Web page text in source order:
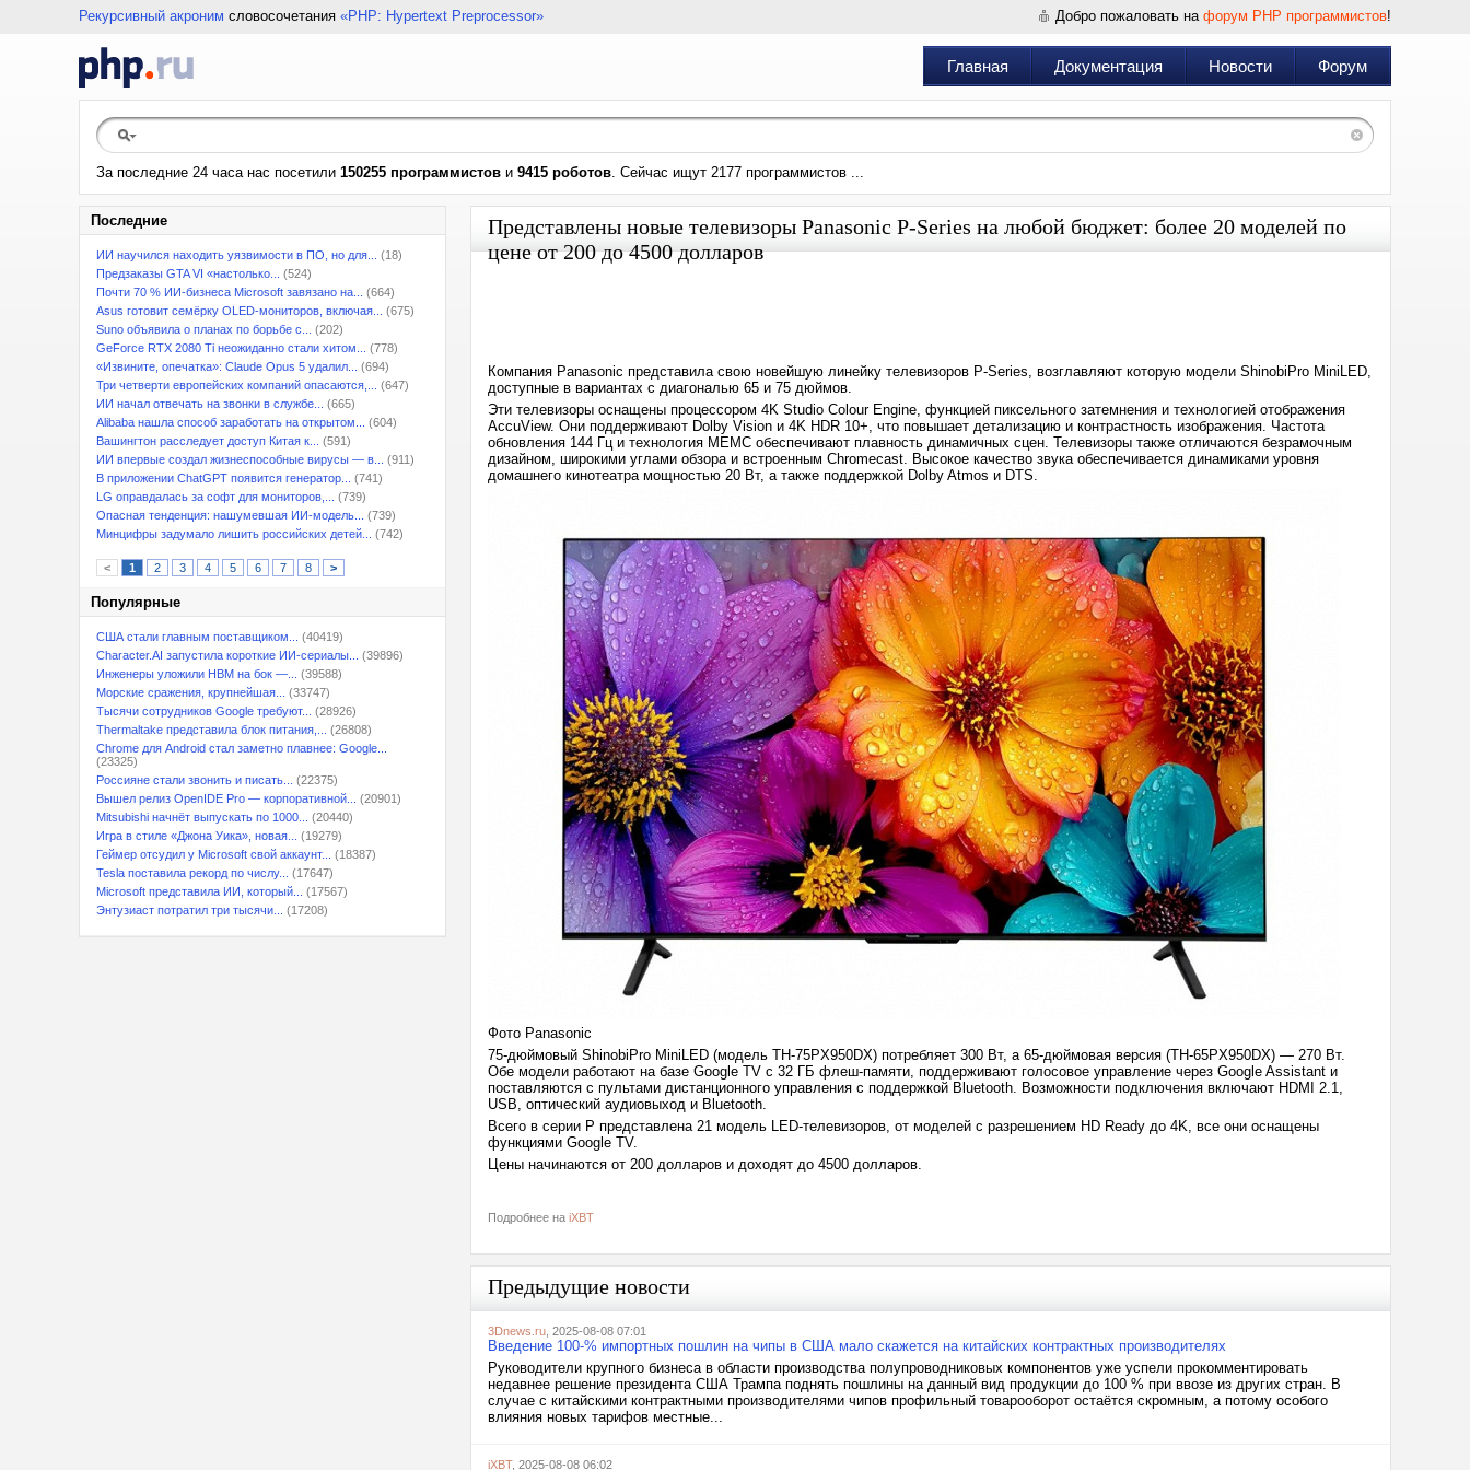
Рекурсивный акроним словосочетания «PHP: Hypertext Preprocessor» Добро пожаловать на форум PHP программистов!
Главная Документация Новости Форум
За последние 24 часа нас посетили 150255 программистов и 9415 роботов. Сейчас ищут 2177 программистов ...
Последние
ИИ научился находить уязвимости в ПО, но для...
(18)
Предзаказы GTA VI «настолько...
(524)
Почти 70 % ИИ-бизнеса Microsoft завязано на...
(664)
Asus готовит семёрку OLED-мониторов, включая...
(675)
Suno объявила о планах по борьбе с...
(202)
GeForce RTX 2080 Ti неожиданно стали хитом...
(778)
«Извините, опечатка»: Claude Opus 5 удалил...
(694)
Три четверти европейских компаний опасаются,...
(647)
ИИ начал отвечать на звонки в службе...
(665)
Alibaba нашла способ заработать на открытом...
(604)
Вашингтон расследует доступ Китая к...
(591)
ИИ впервые создал жизнеспособные вирусы — в...
(911)
В приложении ChatGPT появится генератор...
(741)
LG оправдалась за софт для мониторов,...
(739)
Опасная тенденция: нашумевшая ИИ-модель...
(739)
Минцифры задумало лишить российских детей...
(742)
< 1 2 3 4 5 6 7 8 >
Популярные
США стали главным поставщиком...
(40419)
Character.AI запустила короткие ИИ-сериалы...
(39896)
Инженеры уложили HBM на бок —...
(39588)
Морские сражения, крупнейшая...
(33747)
Тысячи сотрудников Google требуют...
(28926)
Thermaltake представила блок питания,...
(26808)
Chrome для Android стал заметно плавнее: Google...
(23325)
Россияне стали звонить и писать...
(22375)
Вышел релиз OpenIDE Pro — корпоративной...
(20901)
Mitsubishi начнёт выпускать по 1000...
(20440)
Игра в стиле «Джона Уика», новая...
(19279)
Геймер отсудил у Microsoft свой аккаунт...
(18387)
Tesla поставила рекорд по числу...
(17647)
Microsoft представила ИИ, который...
(17567)
Энтузиаст потратил три тысячи...
(17208)
Представлены новые телевизоры Panasonic P-Series на любой бюджет: более 20 моделей по
цене от 200 до 4500 долларов
Компания Panasonic представила свою новейшую линейку телевизоров P-Series, возглавляют которую модели ShinobiPro MiniLED,
доступные в вариантах с диагональю 65 и 75 дюймов.
Эти телевизоры оснащены процессором 4K Studio Colour Engine, функцией пиксельного затемнения и технологией отображения
AccuView. Они поддерживают Dolby Vision и 4K HDR 10+, что повышает детализацию и контрастность изображения. Частота
обновления 144 Гц и технология MEMC обеспечивают плавность динамичных сцен. Телевизоры также отличаются безрамочным
дизайном, широкими углами обзора и встроенным Chromecast. Высокое качество звука обеспечивается динамиками уровня
домашнего кинотеатра мощностью 20 Вт, а также поддержкой Dolby Atmos и DTS.
Фото Panasonic
75-дюймовый ShinobiPro MiniLED (модель TH-75PX950DX) потребляет 300 Вт, а 65-дюймовая версия (TH-65PX950DX) — 270 Вт.
Обе модели работают на базе Google TV с 32 ГБ флеш-памяти, поддерживают голосовое управление через Google Assistant и
поставляются с пультами дистанционного управления с поддержкой Bluetooth. Возможности подключения включают HDMI 2.1,
USB, оптический аудиовыход и Bluetooth.
Всего в серии P представлена 21 модель LED-телевизоров, от моделей с разрешением HD Ready до 4K, все они оснащены
функциями Google TV.
Цены начинаются от 200 долларов и доходят до 4500 долларов.
Подробнее на iXBT
Предыдущие новости
3Dnews.ru , 2025-08-08 07:01
Введение 100-% импортных пошлин на чипы в США мало скажется на китайских контрактных производителях
Руководители крупного бизнеса в области производства полупроводниковых компонентов уже успели прокомментировать
недавнее решение президента США Трампа поднять пошлины на данный вид продукции до 100 % при ввозе из других стран. В
случае с китайскими контрактными производителями чипов профильный товарооборот остаётся скромным, а потому особого
влияния новых тарифов местные...
iXBT, 2025-08-08 06:02